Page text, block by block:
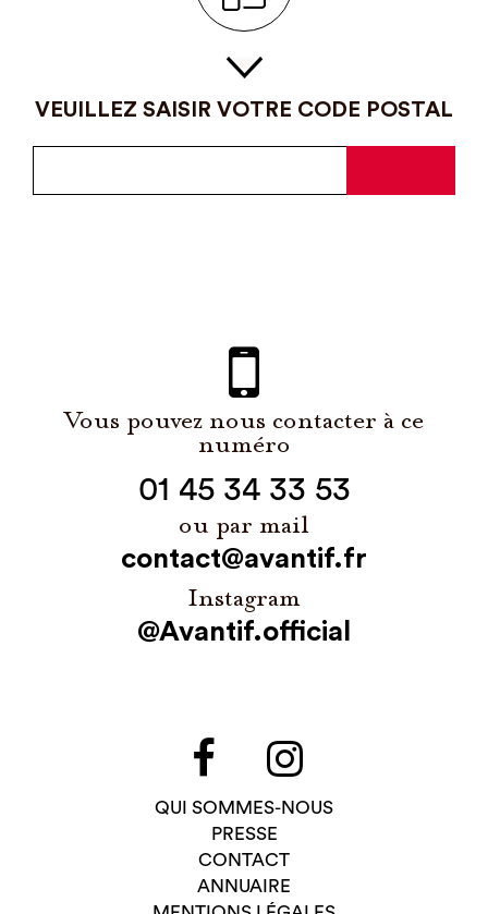
VEUILLEZ SAISIR VOTRE CODE POSTAL
Vous pouvez nous contacter à ce
numéro
01 45 34 33 53
ou par mail
contact@avantif.fr
Instagram
@Avantif.official
QUI SOMMES-NOUS
PRESSE
CONTACT
ANNUAIRE